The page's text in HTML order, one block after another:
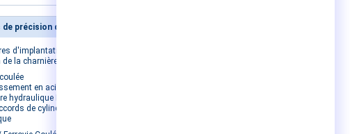
d'implantation de
la charnière
en acier Fin
hydraulique Fin de
de cylindre